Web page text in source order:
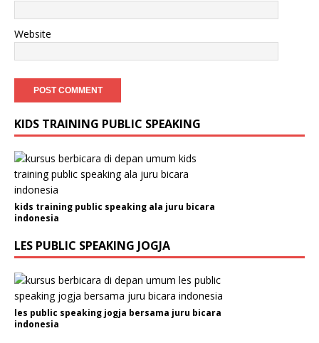
Website
KIDS TRAINING PUBLIC SPEAKING
kids training public speaking ala juru bicara
indonesia
LES PUBLIC SPEAKING JOGJA
les public speaking jogja bersama juru bicara
indonesia